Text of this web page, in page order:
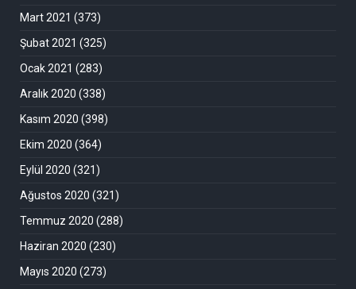
Mart 2021 (373)
Şubat 2021 (325)
Ocak 2021 (283)
Aralık 2020 (338)
Kasım 2020 (398)
Ekim 2020 (364)
Eylül 2020 (321)
Ağustos 2020 (321)
Temmuz 2020 (288)
Haziran 2020 (230)
Mayıs 2020 (273)